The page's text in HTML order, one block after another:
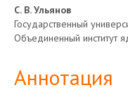
С. В. Ульянов
Государственный
Объединенный институт
Аннотация